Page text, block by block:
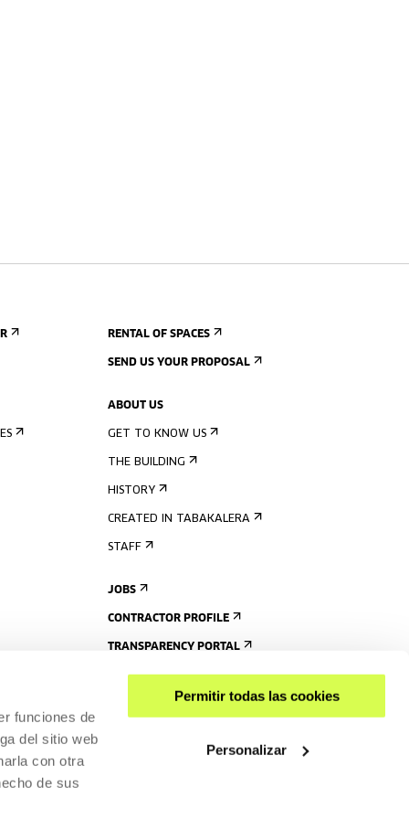
funciones de
del sitio web
con otra
de sus
Permitir todas las cookies
Personalizar
RENTAL OF SPACES
SEND US YOUR PROPOSAL
ABOUT US
GET TO KNOW US
THE BUILDING
HISTORY
CREATED IN TABAKALERA
STAFF
JOBS
CONTRACTOR PROFILE
TRANSPARENCY PORTAL